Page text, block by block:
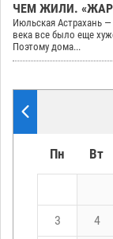
ЧЕМ ЖИЛИ.
Июльская Астрахань
века все было еще
Поэтому дома...
Пн Вт
3 4